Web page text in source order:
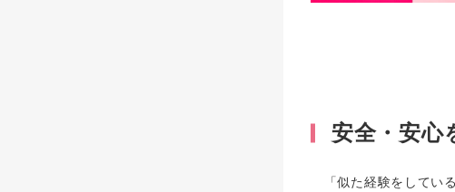
安全・安心
「似た経験をしてい